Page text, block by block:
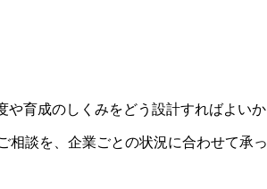
育成のしくみをどう設計すればよい
談を、企業ごとの状況に合わせて